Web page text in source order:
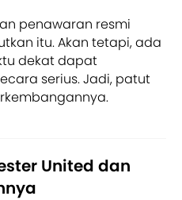
penawaran resmi
itu. Akan tetapi, ada
dekat dapat
serius. Jadi, patut
United dan